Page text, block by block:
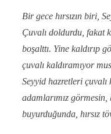
Bir gece hırsızın biri,
Çuvalı doldurdu, fakat
boşalttı. Yine kaldırıp
çuvalı kaldıramıyor
Seyyid hazretleri çuvalı
adamlarımız
buyurduğunda, hırsız